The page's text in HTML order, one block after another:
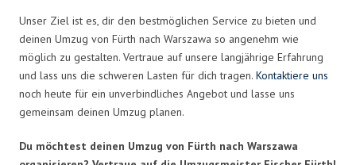
Unser Ziel ist es, dir den bestmöglichen Service zu bieten und
deinen Umzug von Fürth nach Warszawa so angenehm wie
möglich zu gestalten. Vertraue auf unsere langjährige Erfahrung
und lass uns die schweren Lasten für dich tragen. Kontaktiere uns
noch heute für ein unverbindliches Angebot und lasse uns
gemeinsam deinen Umzug planen.
Du möchtest deinen Umzug von Fürth nach Warszawa